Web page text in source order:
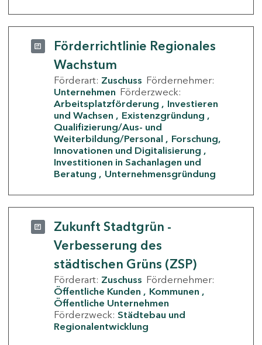
Förderrichtlinie Regionales
Wachstum
Förderart: Zuschuss Fördernehmer:
Unternehmen Förderzweck:
Arbeitsplatzförderung
Investieren
und Wachsen
Existenzgründung
Qualifizierung/Aus- und
Weiterbildung/Personal
Forschung,
Innovationen und Digitalisierung
Investitionen in Sachanlagen und
Beratung
Unternehmensgründung
Zukunft Stadtgrün -
Verbesserung des
städtischen Grüns (ZSP)
Förderart: Zuschuss Fördernehmer:
Öffentliche Kunden
Kommunen
Öffentliche Unternehmen
Förderzweck: Städtebau und
Regionalentwicklung